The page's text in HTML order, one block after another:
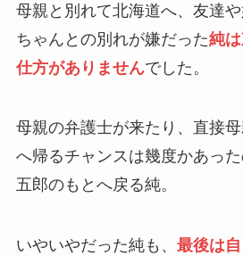
母親と別れて北海道へ、友達
ちゃんとの別れが嫌だった純
仕方がありませんでした。
母親の弁護士が来たり、直接
へ帰るチャンスは幾度かあっ
五郎のもとへ戻る純。
いやいやだった純も、 最後は